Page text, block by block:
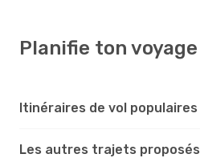
Planifie ton voyage
Itinéraires de vol populaires
Les autres trajets proposés